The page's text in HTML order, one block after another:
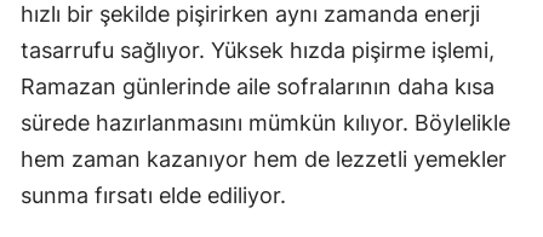
hızlı bir şekilde pişirirken aynı zamanda enerji
tasarrufu sağlıyor. Yüksek hızda pişirme işlemi,
Ramazan günlerinde aile sofralarının daha kısa
sürede hazırlanmasını mümkün kılıyor. Böylelikle
hem zaman kazanıyor hem de lezzetli yemekler
sunma fırsatı elde ediliyor.